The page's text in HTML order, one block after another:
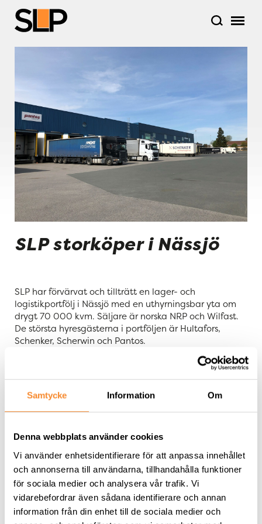
Samtycke Information Om
Denna webbplats använder cookies
Vi använder enhetsidentifierare för att anpassa innehållet
och annonserna till användarna, tillhandahålla funktioner
för sociala medier och analysera vår trafik. Vi
vidarebefordrar även sådana identifierare och annan
information från din enhet till de sociala medier och
SLP storköper i Nässjö
SLP har förvärvat och tillträtt en lager- och
logistikportfölj i Nässjö med en uthyrningsbar yta om
drygt 70 000 kvm. Säljare är norska NRP och Wilfast.
De största hyresgästerna i portföljen är Hultafors,
Schenker, Scherwin och Pantos.
logistikportfölj i Nässjö med en uthyrningsbar yta om
drygt 70 000 kvm. Säljare är norska NRP och Wilfast.
mycket bra geografiskt läge. Vi får genom förvärvet
initiala stabila kassaflöden och en bra
förvaltningsvolym i Nässjö. På motsvarande sätt som
för flera av SLP:s tidigare förvärv ser vi även att vår
gedigna branschkompetens ger oss potential till
nybyggnation och vidareutveckling av fastigheterna,